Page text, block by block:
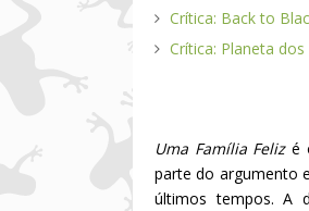
Crítica: Back to
Crítica: Planeta
Uma Família Felizé
parte do argumento
últimos tempos. A